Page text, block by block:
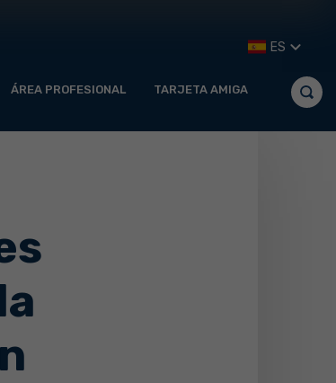
ÁREA PROFESIONAL TARJETA AMIGA
ES